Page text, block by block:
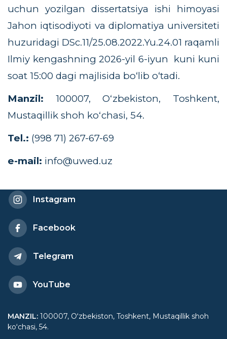
uchun yozilgan dissertatsiya ishi himoyasi
Jahon iqtisodiyoti va diplomatiya universiteti
huzuridagi DSc.11/25.08.2022.Yu.24.01 raqamli
Ilmiy kengashning 2026-yil 6-iyun
kuni kuni
soat 15:00 dagi majlisida bo‘lib o‘tadi.
Manzil: 100007, Oʻzbekiston, Toshkent,
Mustaqillik shoh koʻchasi, 54.
Tel.: (998 71) 267-67-69
​e-mail: info@uwed.uz
Instagram
Facebook
Telegram
YouTube
MANZIL: 100007, Oʻzbekiston, Toshkent, Mustaqillik shoh
koʻchasi, 54.